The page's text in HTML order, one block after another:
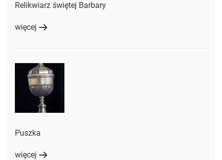
Relikwiarz świętej Barbary
więcej
Puszka
więcej